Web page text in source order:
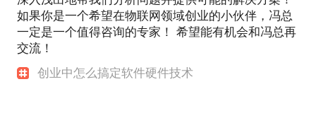
如果你是一个希望在物联网领域创业的小伙伴，冯总
一定是一个值得咨询的专家！ 希望能有机会和冯总再
交流！
创业中怎么搞定软件硬件技术